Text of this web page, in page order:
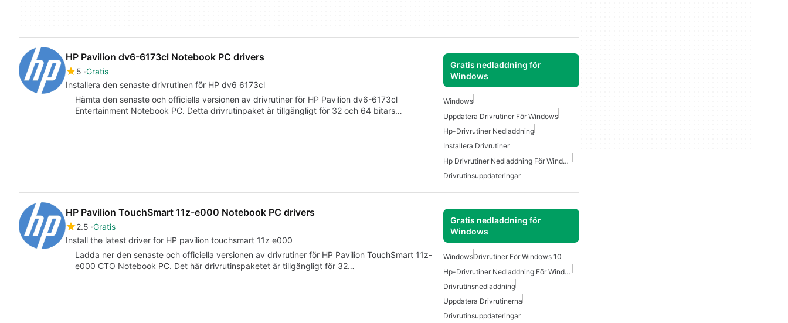
HP Pavilion dv6-6173cl Notebook PC drivers
5 Gratis
Installera den senaste drivrutinen för HP dv6 6173cl
Gratis nedladdning för
Windows
Hämta den senaste och officiella versionen av drivrutiner för HP Pavilion dv6-6173cl
Entertainment Notebook PC. Detta drivrutinpaket är tillgängligt för 32 och 64 bitars…
Windows
Uppdatera Drivrutiner För Windows
Hp-Drivrutiner Nedladdning
Installera Drivrutiner
Hp Drivrutiner Nedladdning För Windows
Drivrutinsuppdateringar
HP Pavilion TouchSmart 11z-e000 Notebook PC drivers
2.5 Gratis
Install the latest driver for HP pavilion touchsmart 11z e000
Gratis nedladdning för
Windows
Ladda ner den senaste och officiella versionen av drivrutiner för HP Pavilion TouchSmart 11z-
e000 CTO Notebook PC. Det här drivrutinspaketet är tillgängligt för 32…
WindowsDrivrutiner För Windows 10
Hp-Drivrutiner Nedladdning För Windows 7
Drivrutinsnedladdning
Uppdatera Drivrutinerna
Drivrutinsuppdateringar